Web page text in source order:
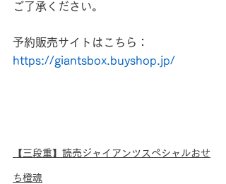
ご了承ください。
予約販売サイトはこちら：
https://giantsbox.buyshop.jp/
【三段重】読売ジャイアンツスペシャルおせ
ち橙魂